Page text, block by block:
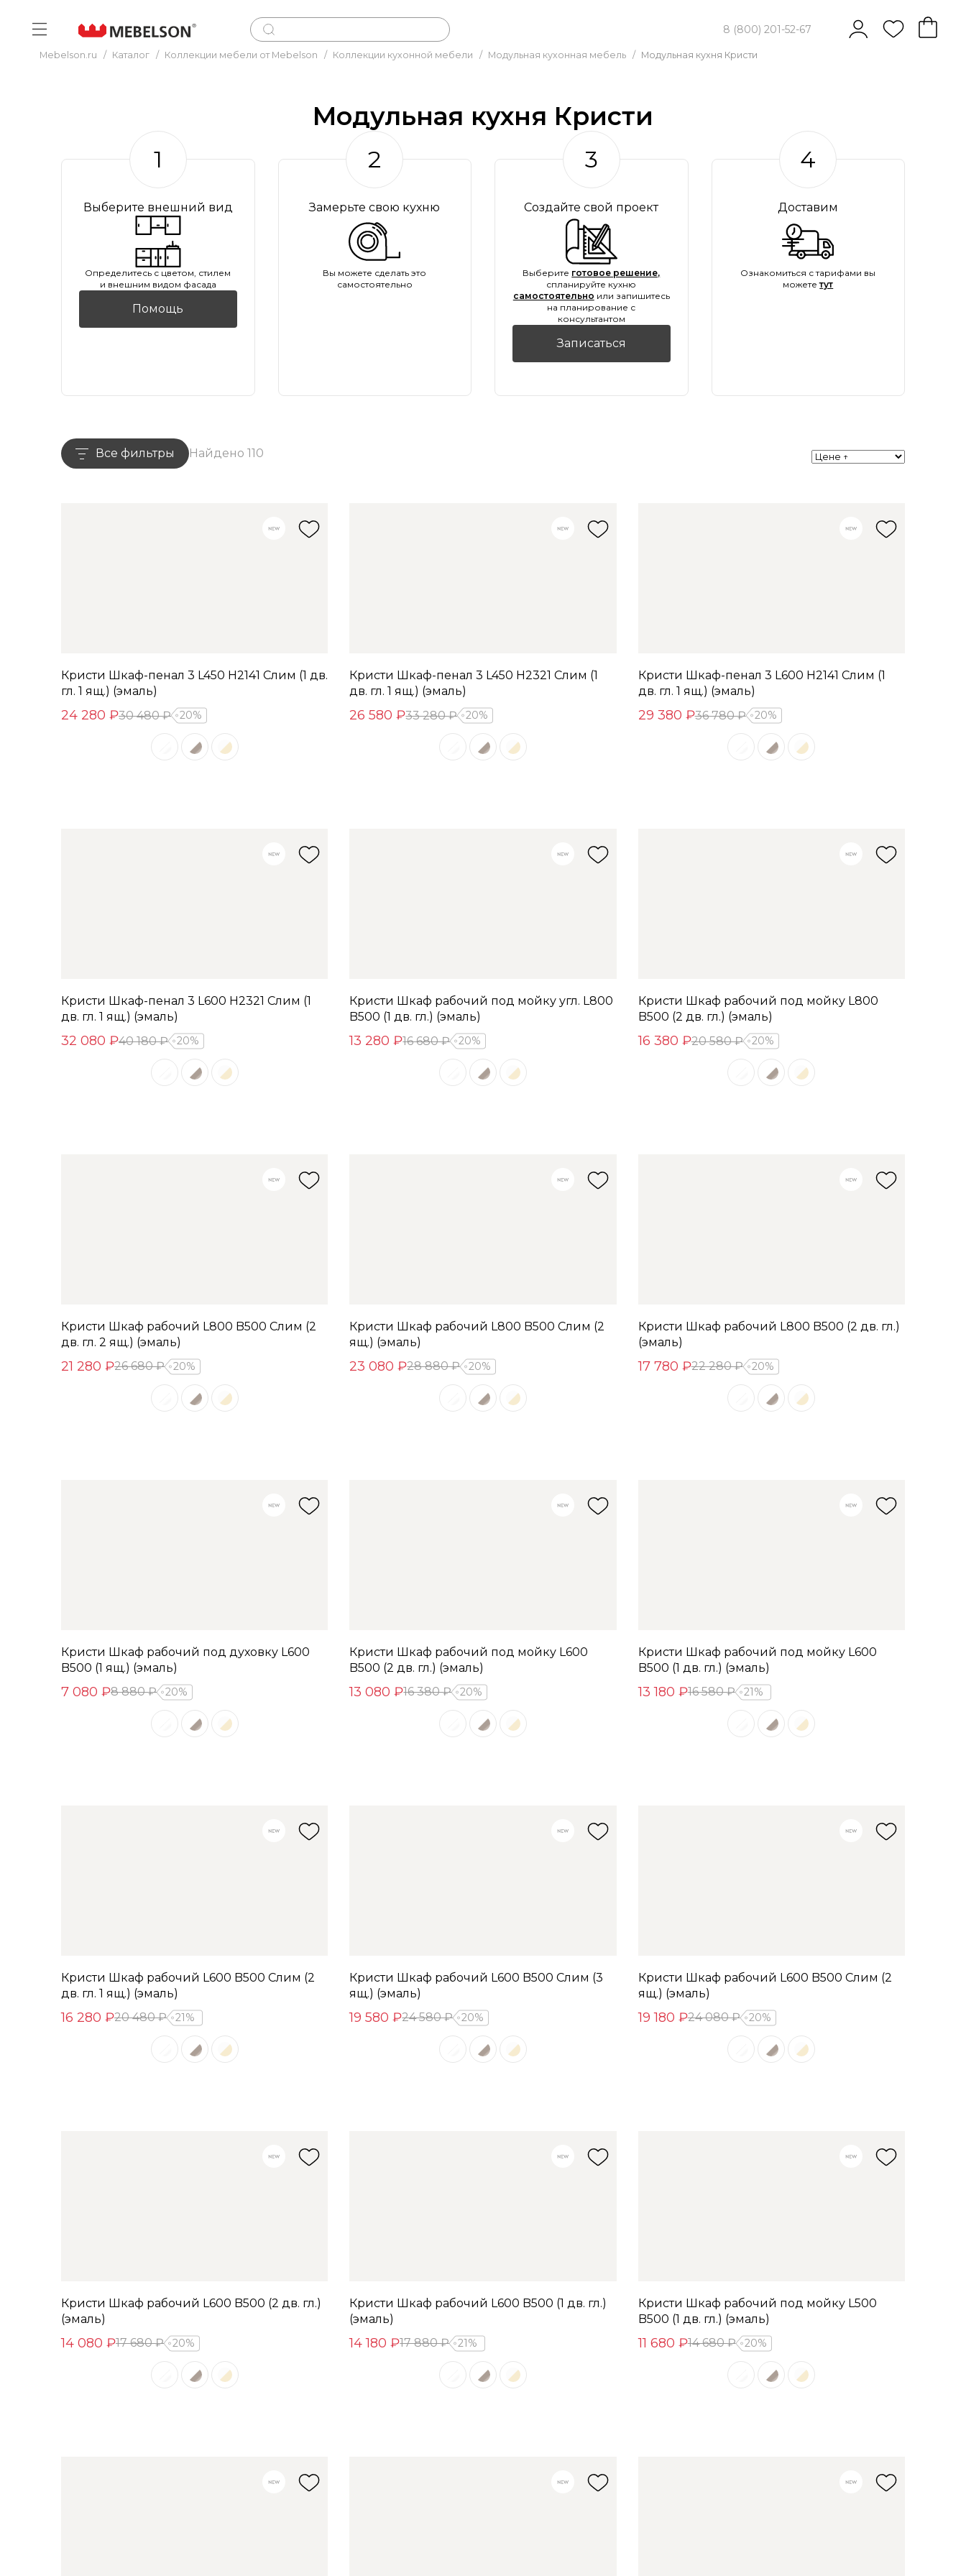
8 (800) 201-52-67
Mebelson.ru / Каталог / Коллекции мебели от Mebelson / Коллекции кухонной мебели / Модульная кухонная мебель / Модульная кухня Кристи
Модульная кухня Кристи
1
Выберите внешний вид
Oпределитесь с цветом, стилем
и внешним видом фасада
Помощь
2
Замерьте свою кухню
Вы можете сделать это
самостоятельно
3
Создайте свой проект
Выберите готовое решение,
спланируйте кухню
самостоятельно или запишитесь
на планирование с
консультантом
Записаться
4
Доставим
Ознакомиться с тарифами вы
можететут
Все фильтры Найдено 110
Кристи Шкаф-пенал 3 L450 H2141 Слим (1 дв.
гл. 1 ящ.) (эмаль)
24 280 ₽30 480 ₽ 20%
Кристи Шкаф-пенал 3 L450 H2321 Слим (1
дв. гл. 1 ящ.) (эмаль)
26 580 ₽33 280 ₽ 20%
Кристи Шкаф-пенал 3 L600 H2141 Слим (1
дв. гл. 1 ящ.) (эмаль)
29 380 ₽36 780 ₽ 20%
Кристи Шкаф-пенал 3 L600 H2321 Слим (1
дв. гл. 1 ящ.) (эмаль)
32 080 ₽40 180 ₽ 20%
Кристи Шкаф рабочий под мойку угл. L800
B500 (1 дв. гл.) (эмаль)
13 280 ₽16 680 ₽ 20%
Кристи Шкаф рабочий под мойку L800
B500 (2 дв. гл.) (эмаль)
16 380 ₽20 580 ₽ 20%
Кристи Шкаф рабочий L800 B500 Слим (2
дв. гл. 2 ящ.) (эмаль)
21 280 ₽26 680 ₽ 20%
Кристи Шкаф рабочий L800 B500 Слим (2
ящ.) (эмаль)
23 080 ₽28 880 ₽ 20%
Кристи Шкаф рабочий L800 B500 (2 дв. гл.)
(эмаль)
17 780 ₽22 280 ₽ 20%
Кристи Шкаф рабочий под духовку L600
B500 (1 ящ.) (эмаль)
7 080 ₽8 880 ₽ 20%
Кристи Шкаф рабочий под мойку L600
B500 (2 дв. гл.) (эмаль)
13 080 ₽16 380 ₽ 20%
Кристи Шкаф рабочий под мойку L600
B500 (1 дв. гл.) (эмаль)
13 180 ₽16 580 ₽ 21%
Кристи Шкаф рабочий L600 B500 Слим (2
дв. гл. 1 ящ.) (эмаль)
16 280 ₽20 480 ₽ 21%
Кристи Шкаф рабочий L600 B500 Слим (3
ящ.) (эмаль)
19 580 ₽24 580 ₽ 20%
Кристи Шкаф рабочий L600 B500 Слим (2
ящ.) (эмаль)
19 180 ₽24 080 ₽ 20%
Кристи Шкаф рабочий L600 B500 (2 дв. гл.)
(эмаль)
14 080 ₽17 680 ₽ 20%
Кристи Шкаф рабочий L600 B500 (1 дв. гл.)
(эмаль)
14 180 ₽17 880 ₽ 21%
Кристи Шкаф рабочий под мойку L500
B500 (1 дв. гл.) (эмаль)
11 680 ₽14 680 ₽ 20%